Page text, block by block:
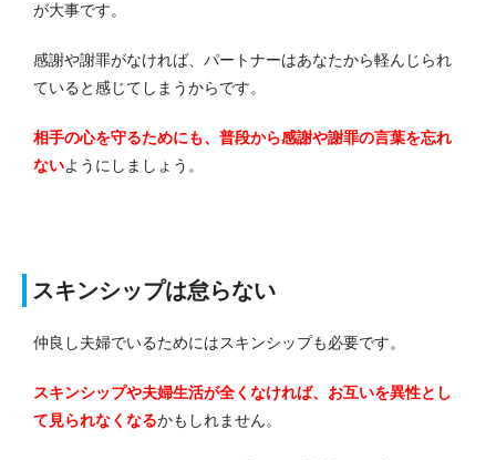
が大事です。
感謝や謝罪がなければ、パートナーはあなたから軽んじられ
ていると感じてしまうからです。
相手の心を守るためにも、普段から感謝や謝罪の言葉を忘れ
ないようにしましょう。
スキンシップは怠らない
仲良し夫婦でいるためにはスキンシップも必要です。
スキンシップや夫婦生活が全くなければ、お互いを異性とし
て見られなくなるかもしれません。